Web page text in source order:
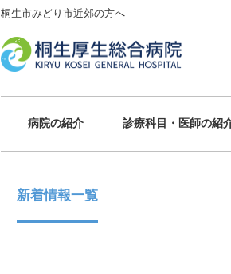
桐生市みどり市近郊の方へ
病院の紹介 診療科目・医師の紹
新着情報一覧